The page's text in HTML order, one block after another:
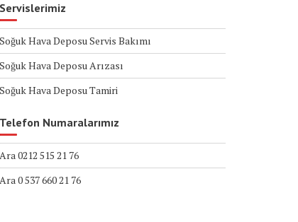
Servislerimiz
Soğuk Hava Deposu Servis Bakımı
Soğuk Hava Deposu Arızası
Soğuk Hava Deposu Tamiri
Telefon Numaralarımız
Ara 0212 515 21 76
Ara 0 537 660 21 76